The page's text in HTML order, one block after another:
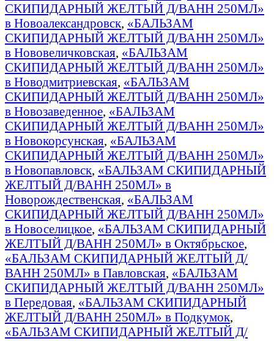
СКИПИДАРНЫЙ ЖЕЛТЫЙ Д/ВАНН 250МЛ»
в Новоалександровск, «БАЛЬЗАМ
СКИПИДАРНЫЙ ЖЕЛТЫЙ Д/ВАНН 250МЛ»
в Нововеличковская, «БАЛЬЗАМ
СКИПИДАРНЫЙ ЖЕЛТЫЙ Д/ВАНН 250МЛ»
в Новодмитриевская, «БАЛЬЗАМ
СКИПИДАРНЫЙ ЖЕЛТЫЙ Д/ВАНН 250МЛ»
в Новозаведенное, «БАЛЬЗАМ
СКИПИДАРНЫЙ ЖЕЛТЫЙ Д/ВАНН 250МЛ»
в Новокорсунская, «БАЛЬЗАМ
СКИПИДАРНЫЙ ЖЕЛТЫЙ Д/ВАНН 250МЛ»
в Новопавловск, «БАЛЬЗАМ СКИПИДАРНЫЙ
ЖЕЛТЫЙ Д/ВАНН 250МЛ» в
Новорождественская, «БАЛЬЗАМ
СКИПИДАРНЫЙ ЖЕЛТЫЙ Д/ВАНН 250МЛ»
в Новоселицкое, «БАЛЬЗАМ СКИПИДАРНЫЙ
ЖЕЛТЫЙ Д/ВАНН 250МЛ» в Октябрьское,
«БАЛЬЗАМ СКИПИДАРНЫЙ ЖЕЛТЫЙ Д/
ВАНН 250МЛ» в Павловская, «БАЛЬЗАМ
СКИПИДАРНЫЙ ЖЕЛТЫЙ Д/ВАНН 250МЛ»
в Передовая, «БАЛЬЗАМ СКИПИДАРНЫЙ
ЖЕЛТЫЙ Д/ВАНН 250МЛ» в Подкумок,
«БАЛЬЗАМ СКИПИДАРНЫЙ ЖЕЛТЫЙ Д/